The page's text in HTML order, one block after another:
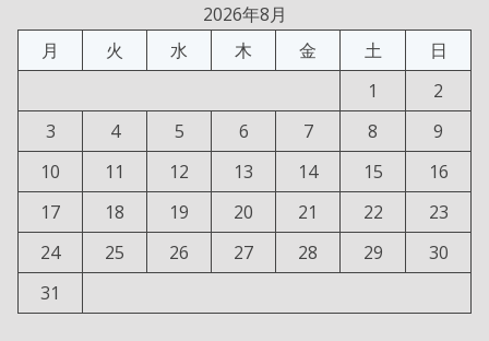
2026年8月
月
火 水 木 金 土
日
1
2
3
4 5 6 7 8
9
10
11 12 13 14 15
16
17
18 19 20 21 22
23
24
25 26 27 28 29
30
31